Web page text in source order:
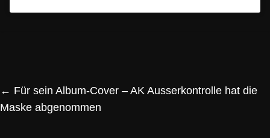
← Für sein Album-Cover – AK Ausserkontrolle hat die
Maske abgenommen